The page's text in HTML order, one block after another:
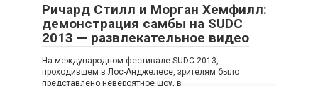
Ричард Стилл и Морган Хемфилл:
демонстрация самбы на SUDC
2013 — развлекательное видео
На международном фестивале SUDC 2013,
проходившем в Лос-Анджелесе, зрителям было
представлено невероятное шоу, в